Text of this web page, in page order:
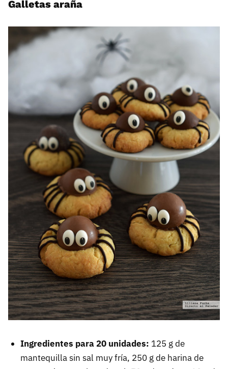
Galletas araña
Ingredientes para 20 unidades: 125 g de
mantequilla sin sal muy fría, 250 g de harina de